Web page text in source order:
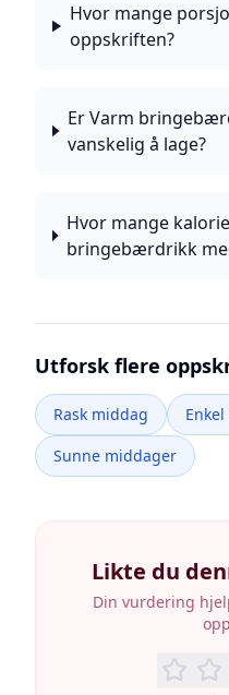
Hvor mange
oppskriften?
Er Varm
vanskelig å lage?
Hvor mange
bringebærdrikk
Utforsk flere
Rask middag
Sunne middager
Likte du
Din vurdering